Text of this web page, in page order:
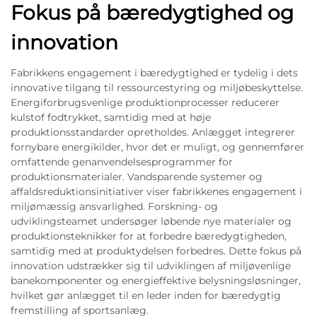
Fokus på bæredygtighed og
innovation
Fabrikkens engagement i bæredygtighed er tydelig i dets
innovative tilgang til ressourcestyring og miljøbeskyttelse.
Energiforbrugsvenlige produktionprocesser reducerer
kulstof fodtrykket, samtidig med at høje
produktionsstandarder opretholdes. Anlægget integrerer
fornybare energikilder, hvor det er muligt, og gennemfører
omfattende genanvendelsesprogrammer for
produktionsmaterialer. Vandsparende systemer og
affaldsreduktionsinitiativer viser fabrikkenes engagement i
miljømæssig ansvarlighed. Forskning- og
udviklingsteamet undersøger løbende nye materialer og
produktionsteknikker for at forbedre bæredygtigheden,
samtidig med at produktydelsen forbedres. Dette fokus på
innovation udstrækker sig til udviklingen af miljøvenlige
banekomponenter og energieffektive belysningsløsninger,
hvilket gør anlægget til en leder inden for bæredygtig
fremstilling af sportsanlæg.